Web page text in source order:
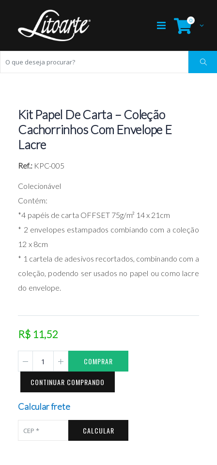
0
Kit Papel De Carta – Coleção
Cachorrinhos Com Envelope E
Lacre
Ref.: KPC-005
Colecionável
Contém:
*4 papéis de carta OFFSET 75g/m² 14 x 21cm
* 2 envelopes estampados combiando com a coleção
12 x 8cm
* 1 cartela de adesivos recortados, combinando com a
coleção, podendo ser usados no papel ou como lacre
do envelope.
R$ 11,52
COMPRAR
CONTINUAR COMPRANDO
Calcular frete
CALCULAR